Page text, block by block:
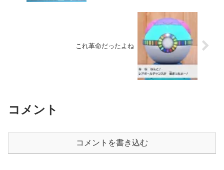
これ革命だったよね
コメント
コメントを書き込む